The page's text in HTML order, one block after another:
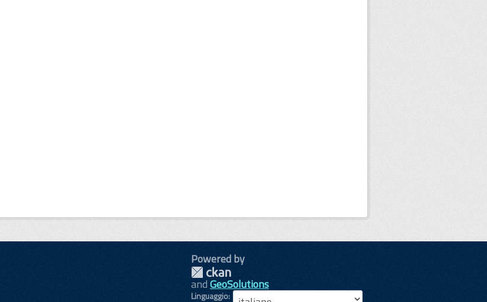
Powered by
andGeoSolutions
Linguaggio